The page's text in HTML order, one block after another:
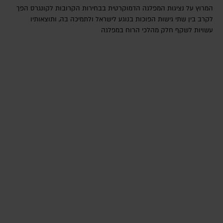
המרוץ על נציגות המפלגה הדמוקרטית בבחירות הקרובות לקונגרס הפך
לקרב בין שתי גישות הפוכות בנוגע לישראל ולתמיכה בה, ותוצאותיו
עשויות לשקף חלק מהלכי הרוח במפלגה